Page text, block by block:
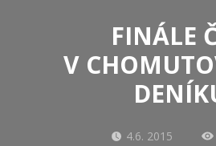
FINÁLE
V
4.6. 2015